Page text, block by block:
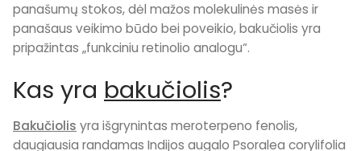
panašumų stokos, dėl mažos molekulinės masės ir
panašaus veikimo būdo bei poveikio, bakučiolis yra
pripažintas „funkciniu retinolio analogu“.
Kas yra bakučiolis?
Bakučiolis yra išgrynintas meroterpeno fenolis,
daugiausia randamas Indijos augalo Psoralea corylifolia